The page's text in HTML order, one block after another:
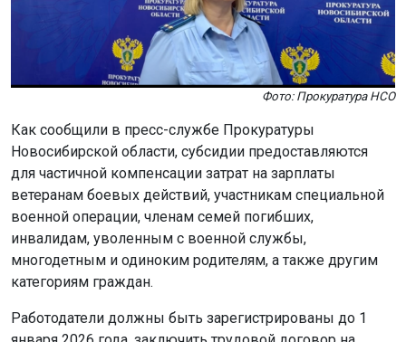
Фото: Прокуратура НСО
Как сообщили в пресс-службе Прокуратуры
Новосибирской области, субсидии предоставляются
для частичной компенсации затрат на зарплаты
ветеранам боевых действий, участникам специальной
военной операции, членам семей погибших,
инвалидам, уволенным с военной службы,
многодетным и одиноким родителям, а также другим
категориям граждан.
Работодатели должны быть зарегистрированы до 1